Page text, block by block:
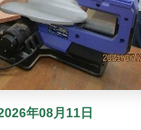
年08月11日